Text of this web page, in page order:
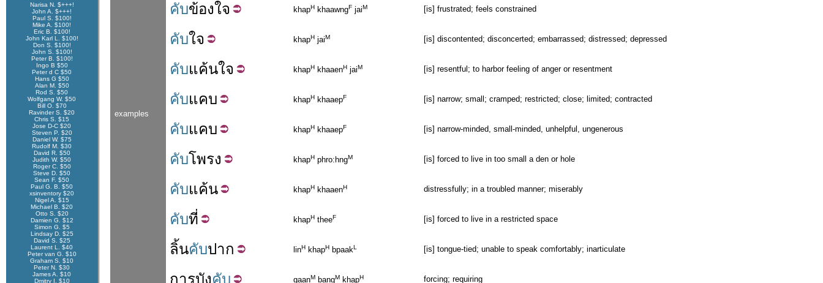
Narisa N. $+++!
John A. $+++!
Paul S. $100!
Mike A. $100!
Eric B. $100!
John Karl L. $100!
Don S. $100!
John S. $100!
Peter B. $100!
Ingo B $50
Peter d C $50
Hans G $50
Alan M. $50
Rod S. $50
Wolfgang W. $50
Bill O. $70
Ravinder S. $20
Chris S. $15
Jose D-C $20
Steven P. $20
Daniel W. $75
Rudolf M. $30
David R. $50
Judith W. $50
Roger C. $50
Steve D. $50
Sean F. $50
Paul G. B. $50
xsinventory $20
Nigel A. $15
Michael B. $20
Otto S. $20
Damien G. $12
Simon G. $5
Lindsay D. $25
David S. $25
Laurent L. $40
Peter van G. $10
Graham S. $10
Peter N. $30
James A. $10
Dmitry I. $10
examples
คับข้องใจ khapH khaawngF jaiM [is] frustrated; feels constrained
คับใจ khapH jaiM [is] discontented; disconcerted; embarrassed; distressed; depressed
คับแค้นใจ khapH khaaenH jaiM [is] resentful; to harbor feeling of anger or resentment
คับแคบ khapH khaaepF [is] narrow; small; cramped; restricted; close; limited; contracted
คับแคบ khapH khaaepF [is] narrow-minded, small-minded, unhelpful, ungenerous
คับโพรง khapH phro:hngM [is] forced to live in too small a den or hole
คับแค้น khapH khaaenH distressfully; in a troubled manner; miserably
คับที่ khapH theeF [is] forced to live in a restricted space
ลิ้นคับปาก linH khapH bpaakL [is] tongue-tied; unable to speak comfortably; inarticulate
การบังคับ gaanM bangM khapH forcing; requiring